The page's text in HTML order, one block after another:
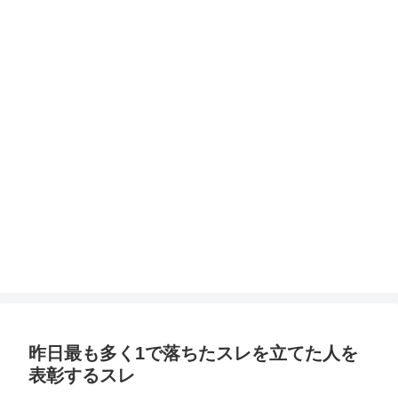
昨日最も多く1で落ちたスレを立てた人を
表彰するスレ